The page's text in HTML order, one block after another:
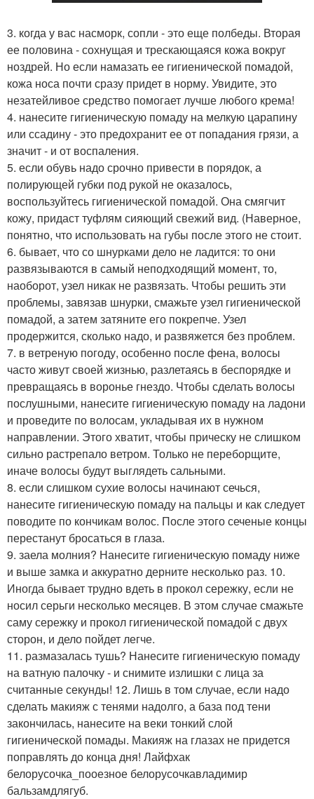
3. когда у вас насморк, сопли - это еще полбеды. Вторая
ее половина - сохнущая и трескающаяся кожа вокруг
ноздрей. Но если намазать ее гигиенической помадой,
кожа носа почти сразу придет в норму. Увидите, это
незатейливое средство помогает лучше любого крема!
4. нанесите гигиеническую помаду на мелкую царапину
или ссадину - это предохранит ее от попадания грязи, а
значит - и от воспаления.
5. если обувь надо срочно привести в порядок, а
полирующей губки под рукой не оказалось,
воспользуйтесь гигиенической помадой. Она смягчит
кожу, придаст туфлям сияющий свежий вид. (Наверное,
понятно, что использовать на губы после этого не стоит.
6. бывает, что со шнурками дело не ладится: то они
развязываются в самый неподходящий момент, то,
наоборот, узел никак не развязать. Чтобы решить эти
проблемы, завязав шнурки, смажьте узел гигиенической
помадой, а затем затяните его покрепче. Узел
продержится, сколько надо, и развяжется без проблем.
7. в ветреную погоду, особенно после фена, волосы
часто живут своей жизнью, разлетаясь в беспорядке и
превращаясь в воронье гнездо. Чтобы сделать волосы
послушными, нанесите гигиеническую помаду на ладони
и проведите по волосам, укладывая их в нужном
направлении. Этого хватит, чтобы прическу не слишком
сильно растрепало ветром. Только не переборщите,
иначе волосы будут выглядеть сальными.
8. если слишком сухие волосы начинают сечься,
нанесите гигиеническую помаду на пальцы и как следует
поводите по кончикам волос. После этого сеченые концы
перестанут бросаться в глаза.
9. заела молния? Нанесите гигиеническую помаду ниже
и выше замка и аккуратно дерните несколько раз. 10.
Иногда бывает трудно вдеть в прокол сережку, если не
носил серьги несколько месяцев. В этом случае смажьте
саму сережку и прокол гигиенической помадой с двух
сторон, и дело пойдет легче.
11. размазалась тушь? Нанесите гигиеническую помаду
на ватную палочку - и снимите излишки с лица за
считанные секунды! 12. Лишь в том случае, если надо
сделать макияж с тенями надолго, а база под тени
закончилась, нанесите на веки тонкий слой
гигиенической помады. Макияж на глазах не придется
поправлять до конца дня! Лайфхак
белорусочка_пооезное белорусочкавладимир
бальзамдлягуб.